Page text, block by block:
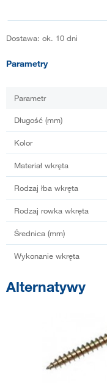
Dostawa: ok. 10 dni
Parametry
Parametr
Długość (mm)
Kolor
Materiał wkręta
Rodzaj łba wkręta
Rodzaj rowka wkręta
Średnica (mm)
Wykonanie wkręta
Alternatywy